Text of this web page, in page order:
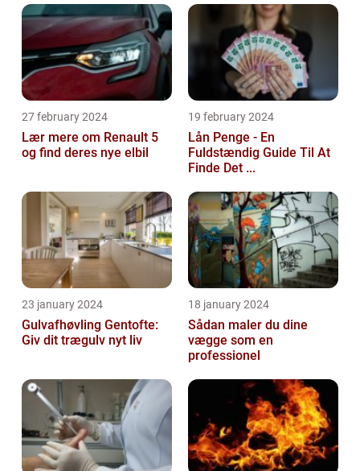
27 february 2024
Lær mere om Renault 5
og find deres nye elbil
19 february 2024
Lån Penge - En
Fuldstændig Guide Til At
Finde Det ...
23 january 2024
Gulvafhøvling Gentofte:
Giv dit trægulv nyt liv
18 january 2024
Sådan maler du dine
vægge som en
professionel